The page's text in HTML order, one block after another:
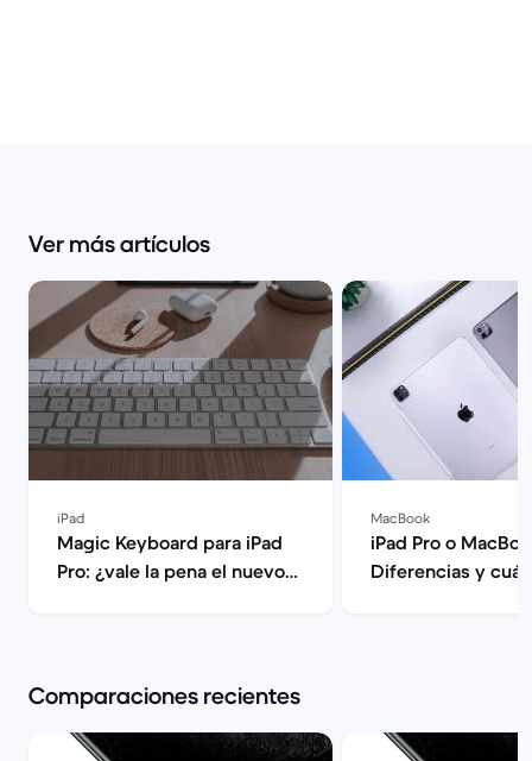
Ver más artículos
iPad
Magic Keyboard para iPad
Pro: ¿vale la pena el nuevo
MacBook
iPad Pro o
Diferencias y cuál
Comparaciones recientes